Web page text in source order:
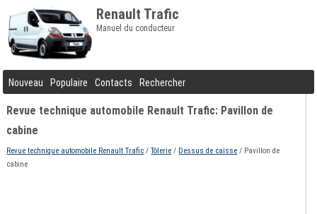
Renault Trafic
Manuel du conducteur
Nouveau Populaire Contacts Rechercher
Revue technique automobile Renault Trafic: Pavillon de
cabine
Revue technique automobile Renault Trafic /Tôlerie / Dessus de caisse / Pavillon de
cabine